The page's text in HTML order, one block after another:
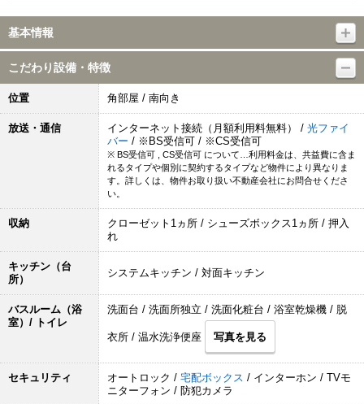
基本情報
こだわり設備・特徴
位置 角部屋 / 南向き
放送・通信 インターネット接続（月額利用料無料） / 光ファイ
バー / ※BS受信可 / ※CS受信可
※ BS受信可 , CS受信可 について…利用料金は、共益費に含ま
れるタイプや個別に契約するタイプなど物件により異なりま
す。詳しくは、物件お取り扱い不動産会社にお問合せくださ
い。
収納
クローゼット1ヵ所 / シューズボックス1ヵ所 / 押入
れ
キッチン（台
所）
システムキッチン / 対面キッチン
バスルーム（浴
室）/ トイレ
洗面台 / 洗面所独立 / 洗面化粧台 / 浴室乾燥機 / 脱
衣所 / 温水洗浄便座 写真を見る
セキュリティ オートロック / 宅配ボックス / インターホン / TVモ
ニターフォン / 防犯カメラ